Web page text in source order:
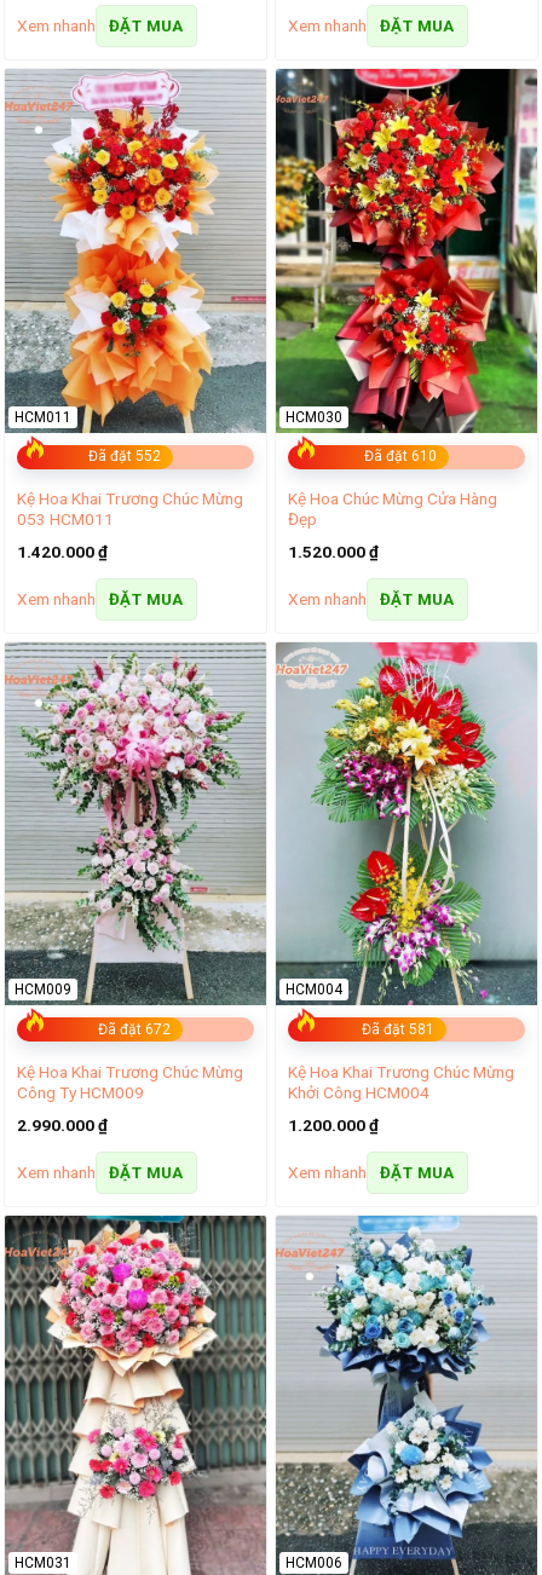
Xem nhanh ĐẶT MUA Xem nhanh ĐẶT MUA
Đã đặt 552
HCM011
Kệ Hoa Khai Trương Chúc Mừng
053 HCM011
1.420.000₫
Xem nhanh ĐẶT MUA
Đã đặt 610
HCM030
Kệ Hoa Chúc Mừng Cửa Hàng
Đẹp
1.520.000₫
Xem nhanh ĐẶT MUA
Đã đặt 672
HCM009
Kệ Hoa Khai Trương Chúc Mừng
Công Ty HCM009
2.990.000₫
Xem nhanh ĐẶT MUA
Đã đặt 581
HCM004
Kệ Hoa Khai Trương Chúc Mừng
Khởi Công HCM004
1.200.000₫
Xem nhanh ĐẶT MUA
HCM031 HCM006